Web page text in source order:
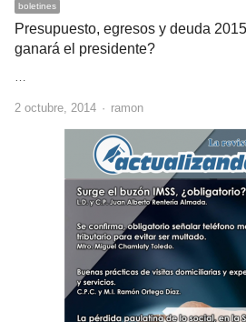
boletines
Presupuesto, egresos y deuda
ganará el presidente?
…
2 octubre, 2014 Author
ramon